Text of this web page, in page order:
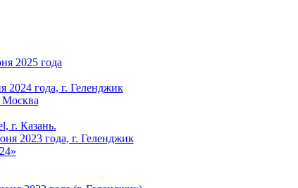
2025 года
2024 года, г. Геленджик
г. Казань.
2023 года, г. Геленджик